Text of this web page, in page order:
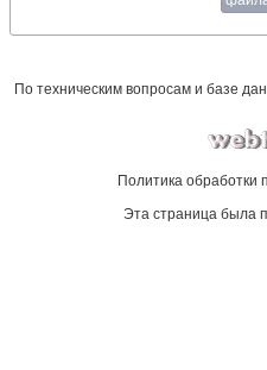
По техническим вопросам и базе
Политика обработки
Эта страница была